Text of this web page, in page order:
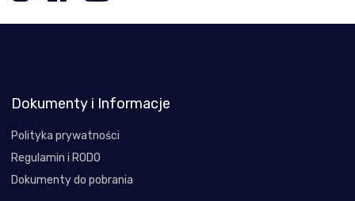
Dokumenty i Informacje
Polityka prywatności
Regulamin i RODO
Dokumenty do pobrania